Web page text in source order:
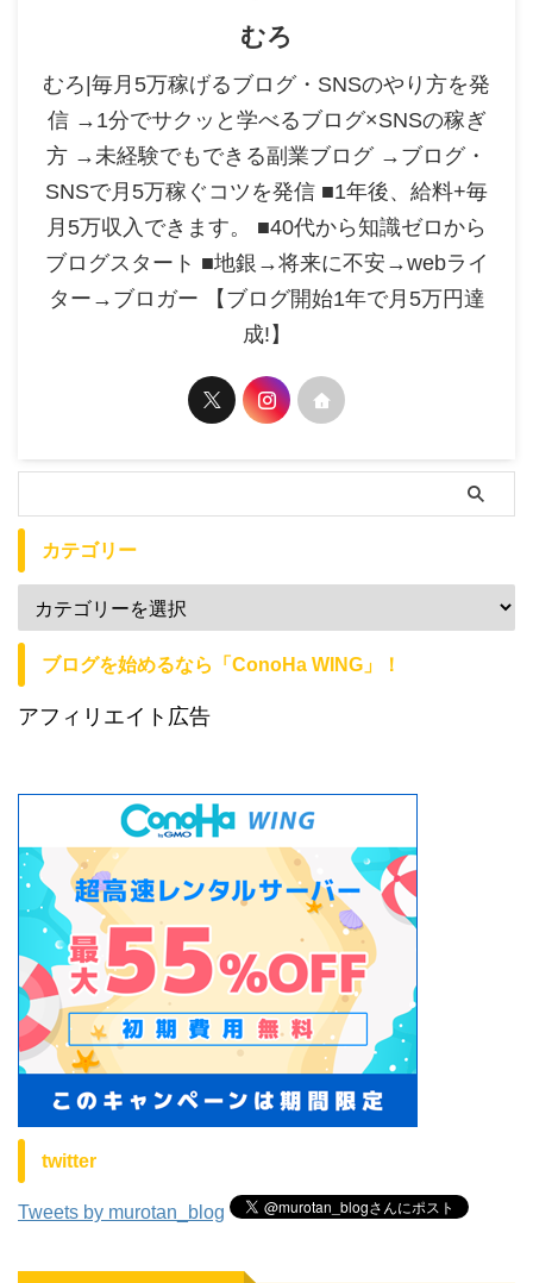
むろ
むろ|毎月5万稼げるブログ・SNSのやり方を発
信 →1分でサクッと学べるブログ×SNSの稼ぎ
方 →未経験でもできる副業ブログ →ブログ・
SNSで月5万稼ぐコツを発信 ■1年後、給料+毎
月5万収入できます。 ■40代から知識ゼロから
ブログスタート ■地銀→将来に不安→webライ
ター→ブロガー 【ブログ開始1年で月5万円達
成!】
カテゴリー
ブログを始めるなら「ConoHa WING」！
アフィリエイト広告
twitter
Tweets by murotan_blog